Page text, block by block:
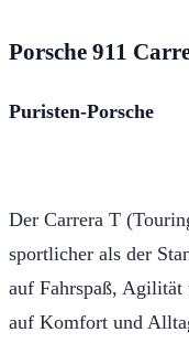
Porsche 911
Puristen-Porsche
Der Carrera T
sportlicher als der
auf Fahrspaß, Agilität
auf Komfort und